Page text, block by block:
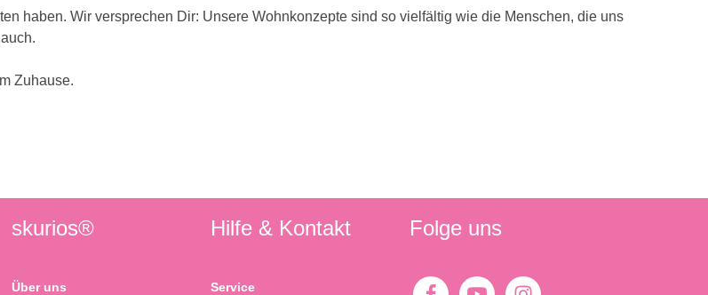
haben. Wir versprechen Dir: Unsere Wohnkonzepte sind so vielfältig wie die Menschen, die uns
Zuhause.
skurios®
Über uns
Hilfe & Kontakt
Service
Folge uns